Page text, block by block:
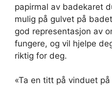
papirmal av badekaret
mulig på gulvet på
god representasjon av
fungere, og vil hjelpe
riktig for deg.
«Ta en titt på vinduet